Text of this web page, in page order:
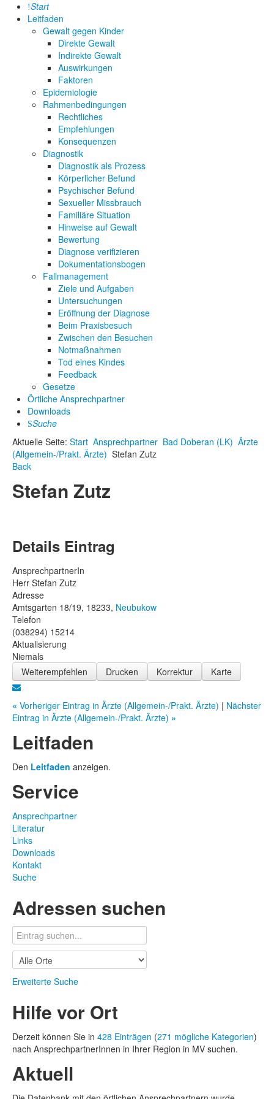
Start
Leitfaden
Gewalt gegen Kinder
Direkte Gewalt
Indirekte Gewalt
Auswirkungen
Faktoren
Epidemiologie
Rahmenbedingungen
Rechtliches
Empfehlungen
Konsequenzen
Diagnostik
Diagnostik als Prozess
Körperlicher Befund
Psychischer Befund
Sexueller Missbrauch
Familiäre Situation
Hinweise auf Gewalt
Bewertung
Diagnose verifizieren
Dokumentationsbogen
Fallmanagement
Ziele und Aufgaben
Untersuchungen
Eröffnung der Diagnose
Beim Praxisbesuch
Zwischen den Besuchen
Notmaßnahmen
Tod eines Kindes
Feedback
Gesetze
Örtliche Ansprechpartner
Downloads
Suche
Aktuelle Seite: Start Ansprechpartner Bad Doberan (LK) Ärzte
(Allgemein-/Prakt. Ärzte) Stefan Zutz
Back
Stefan Zutz
Details Eintrag
AnsprechpartnerIn
Herr Stefan Zutz
Adresse
Amtsgarten 18/19, 18233, Neubukow
Telefon
(038294) 15214
Aktualisierung
Niemals
Weiterempfehlen
Drucken Korrektur Karte
« Vorheriger Eintrag in Ärzte (Allgemein-/Prakt. Ärzte) | Nächster
Eintrag in Ärzte (Allgemein-/Prakt. Ärzte) »
Leitfaden
Den Leitfaden anzeigen.
Service
Ansprechpartner
Literatur
Links
Downloads
Kontakt
Suche
Adressen suchen
Erweiterte Suche
Hilfe vor Ort
Derzeit können Sie in 428 Einträgen (271 mögliche Kategorien)
nach AnsprechpartnerInnen in Ihrer Region in MV suchen.
Aktuell